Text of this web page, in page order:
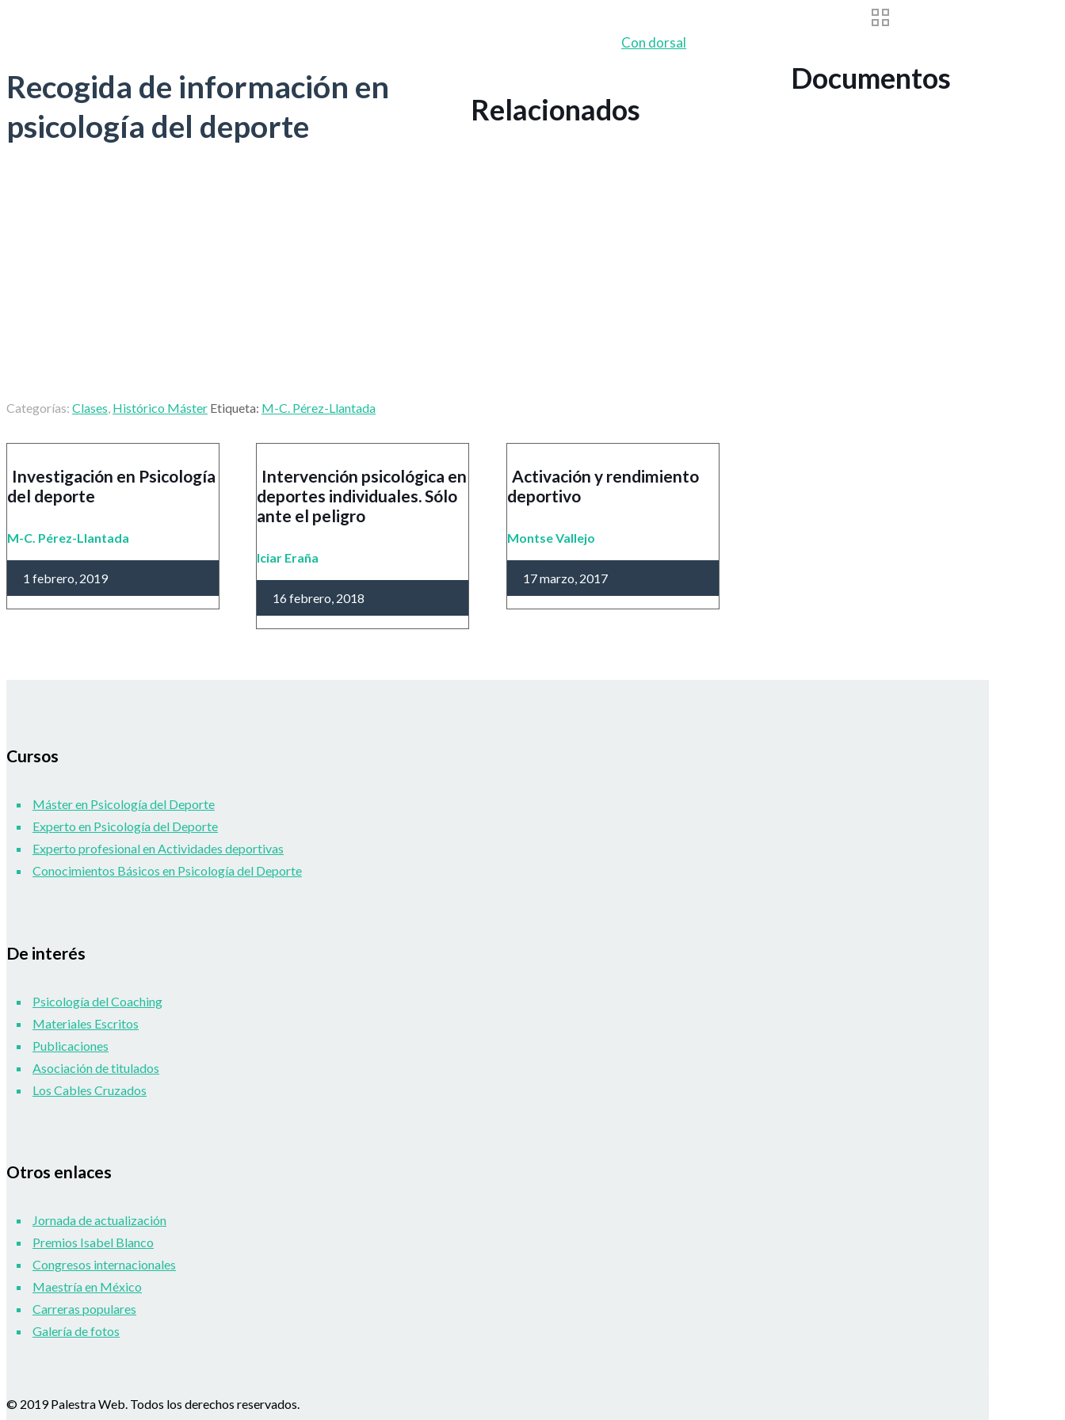
Con dorsal
Recogida de información en
psicología del deporte
Categorías: Clases, Histórico Máster Etiqueta: M-C. Pérez-Llantada
Documentos
Relacionados
Investigación en Psicología
del deporte
M-C. Pérez-Llantada
1 febrero, 2019
Intervención psicológica en
deportes individuales. Sólo
ante el peligro
Iciar Eraña
16 febrero, 2018
Activación y rendimiento
deportivo
Montse Vallejo
17 marzo, 2017
Cursos
Máster en Psicología del Deporte
Experto en Psicología del Deporte
Experto profesional en Actividades deportivas
Conocimientos Básicos en Psicología del Deporte
De interés
Psicología del Coaching
Materiales Escritos
Publicaciones
Asociación de titulados
Los Cables Cruzados
Otros enlaces
Jornada de actualización
Premios Isabel Blanco
Congresos internacionales
Maestría en México
Carreras populares
Galería de fotos
© 2019 Palestra Web. Todos los derechos reservados.